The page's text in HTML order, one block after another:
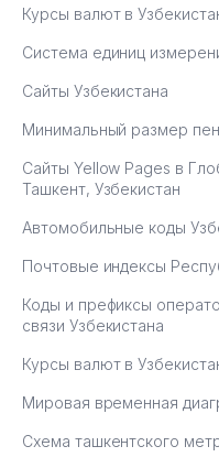
Курсы валют в
Система единиц
Сайты Узбекистана
Минимальный размер
Сайты Yellow Pages в
Ташкент, Узбекистан
Автомобильные коды
Почтовые индексы
Коды и префиксы
связи Узбекистана
Курсы валют в
Мировая временная
Схема ташкентского